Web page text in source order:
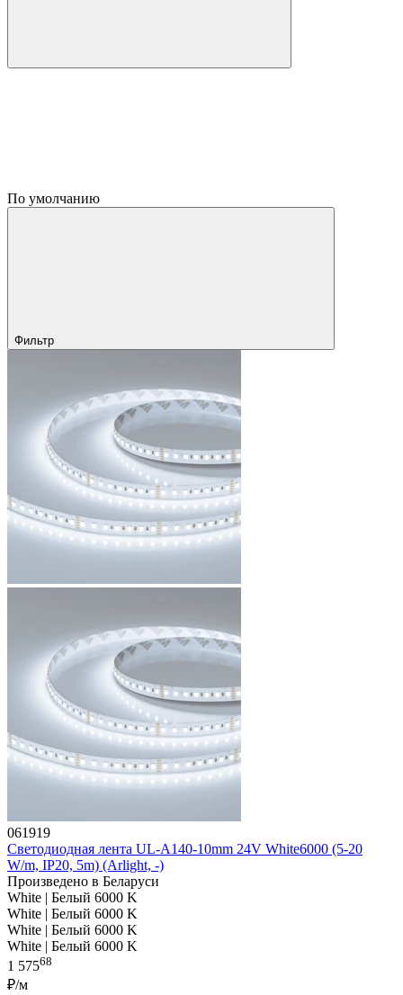
По умолчанию
Фильтр
061919
Светодиодная лента UL-A140-10mm 24V White6000 (5-20
W/m, IP20, 5m) (Arlight, -)
Произведено в Беларуси
White | Белый 6000 K
White | Белый 6000 K
White | Белый 6000 K
White | Белый 6000 K
1 57568
₽/м